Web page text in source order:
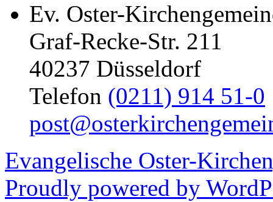
Ev. Oster-
Graf-Recke-Str. 211
40237 Düsseldorf
Telefon (0211) 914 51-0
Evangelische Oster-
Proudly powered by